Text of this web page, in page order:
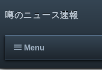
噂のニュース速報
Menu